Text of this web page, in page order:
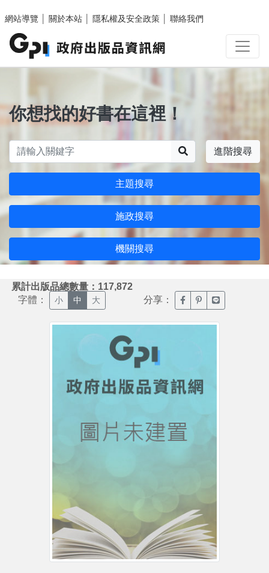
網站導覽
關於本站 隱私權及安全政策 聯絡我們
你想找的好書在這裡！
進階搜尋
主題搜尋
施政搜尋
機關搜尋
累計出版品總數量：117,872
字體： 小 中 大 分享： 臉書分享(另開新視窗)
噗浪分享(另開新
Line分享(另